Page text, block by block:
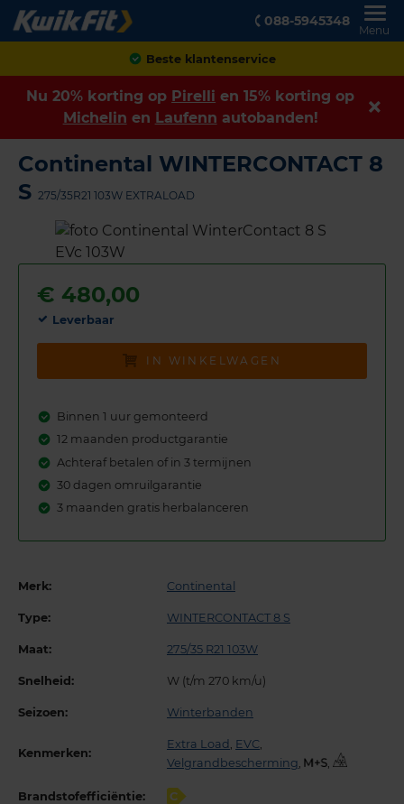
088-5945348
Menu
Achteraf betalen
Nu 20% korting op Pirelli en 15% korting op
Michelin en Laufenn autobanden!
Continental WINTERCONTACT 8
S 275/35R21 103W EXTRALOAD
€ 480,00
Leverbaar
IN WINKELWAGEN
Binnen 1 uur gemonteerd
12 maanden productgarantie
Achteraf betalen of in 3 termijnen
30 dagen omruilgarantie
3 maanden gratis herbalanceren
Merk: Continental
Type: WINTERCONTACT 8 S
Maat: 275/35 R21 103W
Snelheid: W (t/m 270 km/u)
Seizoen: Winterbanden
Kenmerken:
Extra Load EVC
Velgrandbescherming
,
Brandstofefficiëntie: C